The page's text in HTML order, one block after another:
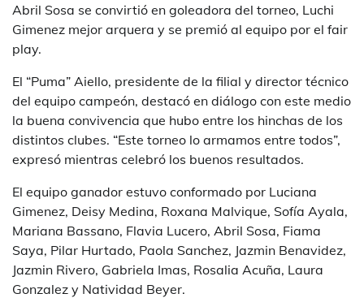
Abril Sosa se convirtió en goleadora del torneo, Luchi
Gimenez mejor arquera y se premió al equipo por el fair
play.
El “Puma” Aiello, presidente de la filial y director técnico
del equipo campeón, destacó en diálogo con este medio
la buena convivencia que hubo entre los hinchas de los
distintos clubes. “Este torneo lo armamos entre todos”,
expresó mientras celebró los buenos resultados.
El equipo ganador estuvo conformado por Luciana
Gimenez, Deisy Medina, Roxana Malvique, Sofía Ayala,
Mariana Bassano, Flavia Lucero, Abril Sosa, Fiama
Saya, Pilar Hurtado, Paola Sanchez, Jazmin Benavidez,
Jazmin Rivero, Gabriela Imas, Rosalia Acuña, Laura
Gonzalez y Natividad Beyer.